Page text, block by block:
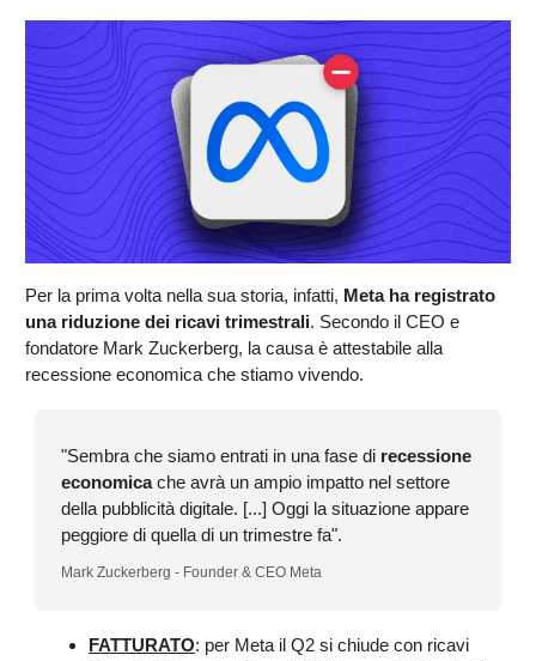
Per la prima volta nella sua storia, infatti, Meta ha registrato
una riduzione dei ricavi trimestrali. Secondo il CEO e
fondatore Mark Zuckerberg, la causa è attestabile alla
recessione economica che stiamo vivendo.
"Sembra che siamo entrati in una fase di recessione
economicache avrà un ampio impatto nel settore
della pubblicità digitale. [...] Oggi la situazione appare
peggiore di quella di un trimestre fa".
Mark Zuckerberg - Founder & CEO Meta
FATTURATO: per Meta il Q2 si chiude con ricavi